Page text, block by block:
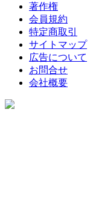
著作権
会員規約
特定商取引
サイトマップ
広告について
お問合せ
会社概要